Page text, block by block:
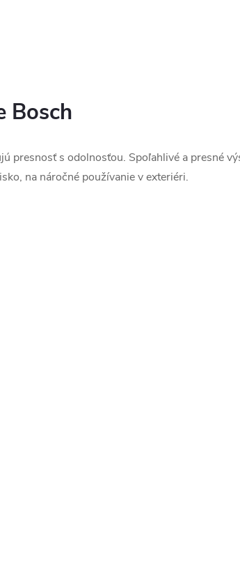
Bosch
presnosť s odolnosťou. Spoľahlivé a presné
na náročné používanie v exteriéri.